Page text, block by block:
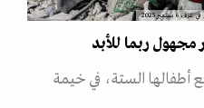
2025
مجهول ربما للأبد
الستة، في خيمة